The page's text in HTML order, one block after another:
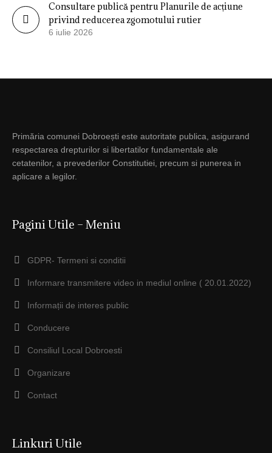
Consultare publică pentru Planurile de acțiune
privind reducerea zgomotului rutier
6 iulie 2026
Primăria comunei Dobroești este autoritate publica, asigurand
respectarea drepturilor si libertatilor fundamentale ale
cetatenilor, a prevederilor Constitutiei, precum si punerea in
aplicare a legilor.
Pagini Utile – Meniu
GDPR- Termeni si conditii
Informare transmitere video in mediul online ( 20.01.2022)
Informații de interes public
Conducere
Consiliul Local Dobroesti
Organizare
Contact
Linkuri Utile